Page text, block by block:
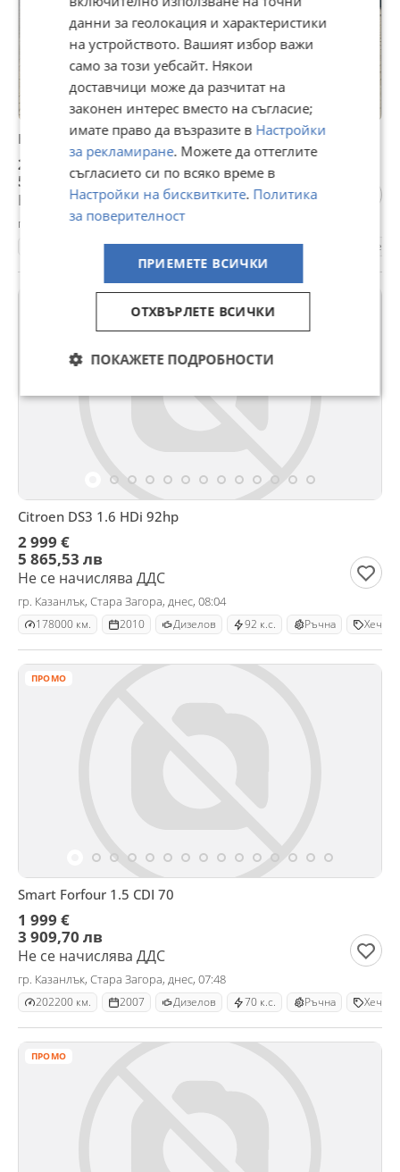
BMW 120 120d * * 163* * M-Teh
2 800 €
5 476,32 лв
Не се начислява ДДС
гр. Казанлък, Стара Загора, днес, 08:04
2005 Дизелов 163 к.с.
Citroen DS3 1.6 HDi 92hp
2 999 €
5 865,53 лв
Не се начислява ДДС
гр. Казанлък, Стара Загора, днес, 08:04
178000 км. 2010 Дизелов 92 к.с. Ръчна Хечбек
ПРОМО
Smart Forfour 1.5 CDI 70
1 999 €
3 909,70 лв
Не се начислява ДДС
гр. Казанлък, Стара Загора, днес, 07:48
202200 км. 2007 Дизелов 70 к.с. Ръчна Хечбек
ПРОМО
данни за геолокация и характеристики
на устройството. Вашият избор важи
само за този уебсайт. Някои
доставчици може да разчитат на
законен интерес вместо на съгласие;
имате право да възразите в Настройки
за рекламиране. Можете да оттеглите
съгласието си по всяко време в
Настройки на бисквитките. Политика
за поверителност
ПРИЕМЕТЕ ВСИЧКИ
ОТХВЪРЛЕТЕ ВСИЧКИ
ПОКАЖЕТЕ ПОДРОБНОСТИ